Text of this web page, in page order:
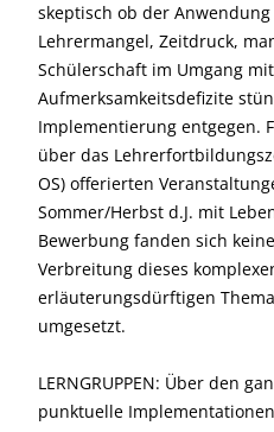
skeptisch ob der
Lehrermangel, Zeitdruck,
Schülerschaft im Umgang
Aufmerksamkeitsdefizite
Implementierung entgegen.
über das
OS) offerierten
Sommer/Herbst d.J. mit
Bewerbung fanden sich
Verbreitung dieses
erläuterungsdürftigen
umgesetzt.
LERNGRUPPEN: Über den
punktuelle